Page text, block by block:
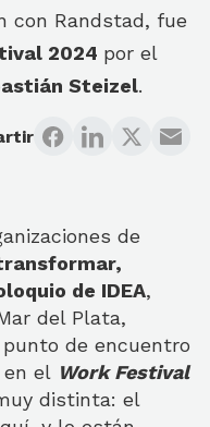
con Randstad, fue
2024 por el
Steizel.
de
de IDEA,
del Plata,
de encuentro
el Work Festival
distinta: el